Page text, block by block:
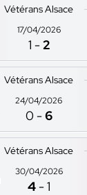
Vétérans Alsace
17/04/2026
1 -2
Vétérans Alsace
24/04/2026
0 -6
Vétérans Alsace
30/04/2026
4 -1